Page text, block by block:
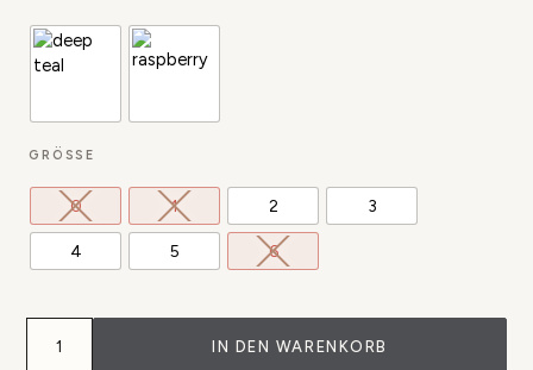
GRÖSSE
0 1 2 3
4 5 6
The
Batik
IN DEN WARENKORB